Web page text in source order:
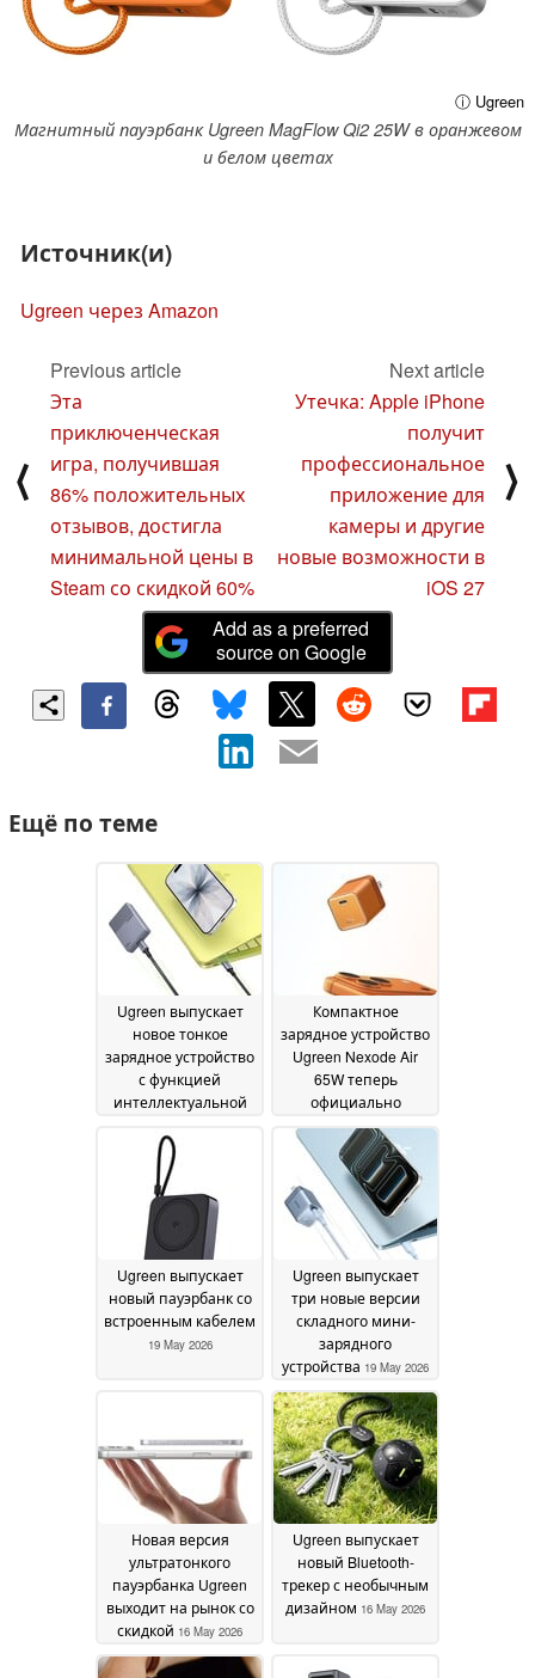
ⓘ Ugreen
Магнитный пауэрбанк Ugreen MagFlow Qi2 25W в оранжевом
и белом цветах
Источник(и)
Ugreen через Amazon
⟨
Previous article
Эта
приключенческая
игра, получившая
86% положительных
отзывов, достигла
минимальной цены в
Steam со скидкой 60%
Next article
Утечка: Apple iPhone
получит
профессиональное
приложение для
камеры и другие
новые возможности в
iOS 27
⟩
Add as a preferred
source on Google
Ещё по теме
Ugreen выпускает
новое тонкое
зарядное устройство
с функцией
интеллектуальной
Компактное
зарядное устройство
Ugreen Nexode Air
65W теперь
официально
доступно19 May 2026
Ugreen выпускает
новый пауэрбанк со
встроенным кабелем
19 May 2026
Ugreen выпускает
три новые версии
складного мини-
зарядного
устройства 19 May 2026
Новая версия
ультратонкого
пауэрбанка Ugreen
выходит на рынок со
скидкой 16 May 2026
Ugreen выпускает
новый Bluetooth-
трекер с необычным
дизайном 16 May 2026